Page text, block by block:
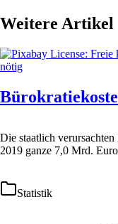
Weitere Artikel
Die staatlich
2019 ganze 7,0 Mrd. Euro
Statistik